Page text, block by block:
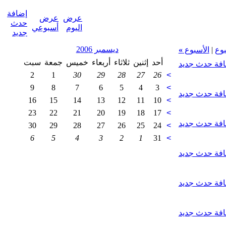
عرض
اليوم
عرض
أسبوعي
إضافة
حدث
جديد
| الأسبوع»
حدث جديد
حدث جديد
حدث جديد
حدث جديد
حدث جديد
حدث جديد
ديسمبر 2006
أحد
إثنين ثلاثاء أربعاء خميس جمعة سبت
>
26
27
28
29
30
1
2
>
3
4
5
6
7
8
9
>
10
11
12
13
14
15
16
>
17
18
19
20
21
22
23
>
24
25
26
27
28
29
30
>
31
1
2
3
4
5
6